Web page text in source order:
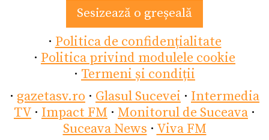
Sesizează o greșeală
· Politica de confidențialitate
· Politica privind modulele cookie
· Termeni și condiții
· gazetasv.ro · Glasul Sucevei · Intermedia
TV · Impact FM · Monitorul de Suceava ·
Suceava News · Viva FM